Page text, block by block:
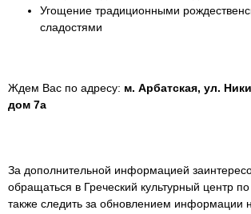
Угощение традиционными
сладостями
Ждем Вас по адресу: м. Арбатская, ул.
дом 7а
За дополнительной информацией
обращаться в Греческий культурный центр
также следить за обновлением информации